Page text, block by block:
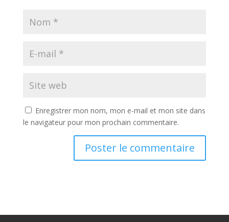
Enregistrer mon nom, mon e-mail et mon site dans
le navigateur pour mon prochain commentaire.